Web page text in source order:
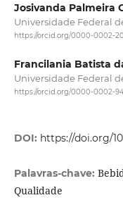
Josivanda Palmeira
Universidade Federal
https://orcid.org/0000-0002-
Francilania Batista
Universidade Federal
https://orcid.org/0000-0002-
DOI: https://doi.org/
Palavras-chave:
Qualidade